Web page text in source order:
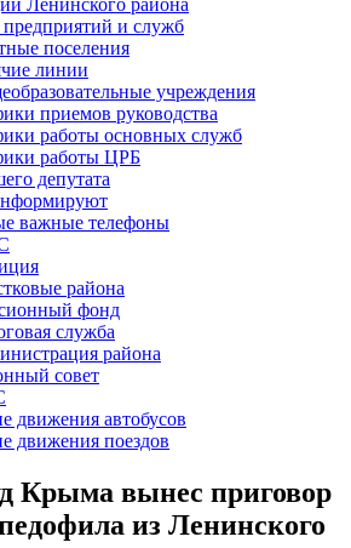
и служб
поселения
линии
учреждения
приемов руководства
работы основных служб
работы ЦРБ
депутата
важные телефоны
района
фонд
служба
района
совет
движения автобусов
движения поездов
Крыма вынес приговор
из Ленинского